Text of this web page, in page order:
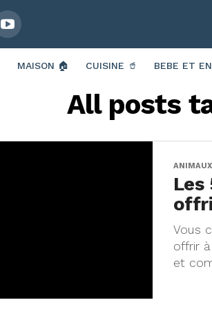
MAISON 🏠 CUISINE 🥤 BEBE ET
All posts
Les
Vous
offrir
et